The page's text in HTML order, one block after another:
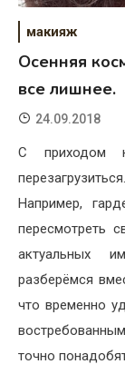
макияж
Осенняя
все лишнее.
24.09.2018
С приходом
Например,
пересмотреть
актуальных
разберёмся
что временно
точно